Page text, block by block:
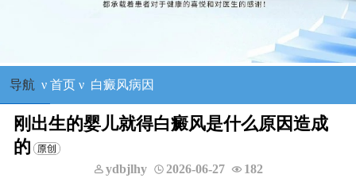
导航 ν 首页ν 白癜风病因
刚出生的婴儿就得白癜风是什么原因造成
的
ydbjlhy 2026-06-27 182